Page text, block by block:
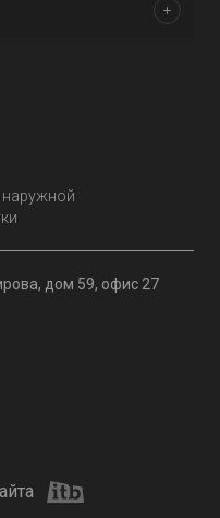
наружной
дом 59, офис 27